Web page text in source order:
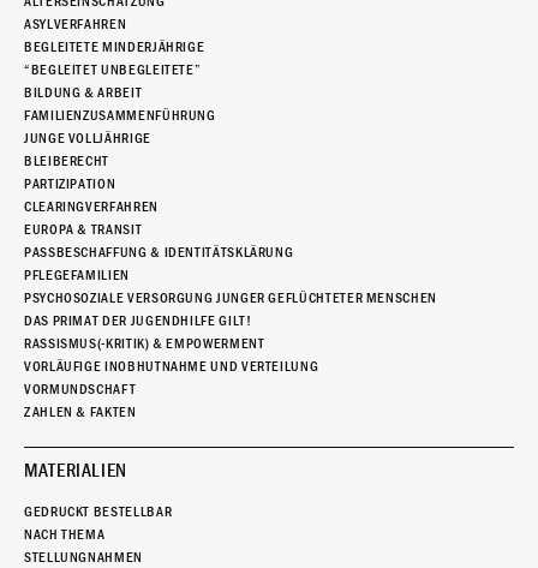
ASYLVERFAHREN
BEGLEITETE MINDERJÄHRIGE
“BEGLEITET UNBEGLEITETE”
BILDUNG & ARBEIT
FAMILIENZUSAMMENFÜHRUNG
JUNGE VOLLJÄHRIGE
BLEIBERECHT
PARTIZIPATION
CLEARINGVERFAHREN
EUROPA & TRANSIT
PASSBESCHAFFUNG & IDENTITÄTSKLÄRUNG
PFLEGEFAMILIEN
PSYCHOSOZIALE VERSORGUNG JUNGER GEFLÜCHTETER MENSCHEN
DAS PRIMAT DER JUGENDHILFE GILT!
RASSISMUS(-KRITIK) & EMPOWERMENT
VORLÄUFIGE INOBHUTNAHME UND VERTEILUNG
VORMUNDSCHAFT
ZAHLEN & FAKTEN
MATERIALIEN
GEDRUCKT BESTELLBAR
NACH THEMA
STELLUNGNAHMEN